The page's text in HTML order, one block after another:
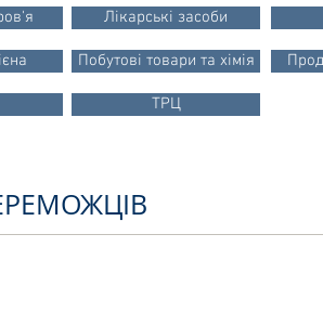
Лікарські засоби
Побутові товари та хімія
ТРЦ